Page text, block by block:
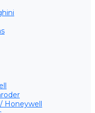
Honeywell